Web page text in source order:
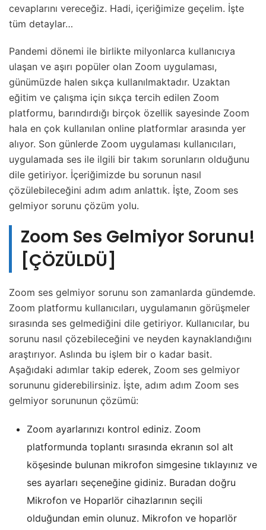
cevaplarını vereceğiz. Hadi, içeriğimize geçelim. İşte
tüm detaylar…
Pandemi dönemi ile birlikte milyonlarca kullanıcıya
ulaşan ve aşırı popüler olan Zoom uygulaması,
günümüzde halen sıkça kullanılmaktadır. Uzaktan
eğitim ve çalışma için sıkça tercih edilen Zoom
platformu, barındırdığı birçok özellik sayesinde Zoom
hala en çok kullanılan online platformlar arasında yer
alıyor. Son günlerde Zoom uygulaması kullanıcıları,
uygulamada ses ile ilgili bir takım sorunların olduğunu
dile getiriyor. İçeriğimizde bu sorunun nasıl
çözülebileceğini adım adım anlattık. İşte, Zoom ses
gelmiyor sorunu çözüm yolu.
Zoom Ses Gelmiyor Sorunu!
[ÇÖZÜLDÜ]
Zoom ses gelmiyor sorunu son zamanlarda gündemde.
Zoom platformu kullanıcıları, uygulamanın görüşmeler
sırasında ses gelmediğini dile getiriyor. Kullanıcılar, bu
sorunu nasıl çözebileceğini ve neyden kaynaklandığını
araştırıyor. Aslında bu işlem bir o kadar basit.
Aşağıdaki adımlar takip ederek, Zoom ses gelmiyor
sorununu giderebilirsiniz. İşte, adım adım Zoom ses
gelmiyor sorununun çözümü:
Zoom ayarlarınızı kontrol ediniz. Zoom
platformunda toplantı sırasında ekranın sol alt
köşesinde bulunan mikrofon simgesine tıklayınız ve
ses ayarları seçeneğine gidiniz. Buradan doğru
Mikrofon ve Hoparlör cihazlarının seçili
olduğundan emin olunuz. Mikrofon ve hoparlör